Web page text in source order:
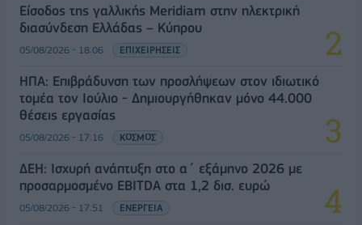
Είσοδος της γαλλικής Meridiam στην ηλεκτρική
διασύνδεση Ελλάδας – Κύπρου
05/08/2026 - 18:06 ΕΠΙΧΕΙΡΗΣΕΙΣ
ΗΠΑ: Επιβράδυνση των προσλήψεων στον ιδιωτικό
τομέα τον Ιούλιο - Δημιουργήθηκαν μόνο 44.000
θέσεις εργασίας
05/08/2026 - 17:16 ΚΟΣΜΟΣ
ΔΕΗ: Ισχυρή ανάπτυξη στο α΄ εξάμηνο 2026 με
προσαρμοσμένο EBITDA στα 1,2 δισ. ευρώ
05/08/2026 - 17:51 ΕΝΕΡΓΕΙΑ